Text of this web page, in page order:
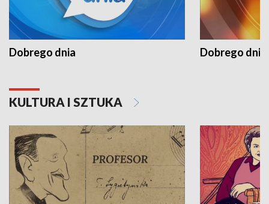
Dobrego dnia Dobrego dnia
KULTURA I SZTUKA